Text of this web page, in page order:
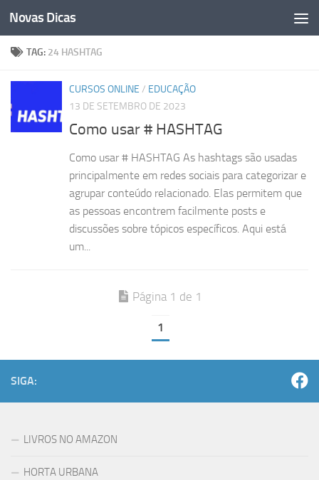
Skip to content
Novas Dicas
TAG: 24 HASHTAG
CURSOS ONLINE / EDUCAÇÃO
13 DE SETEMBRO DE 2023
Como usar # HASHTAG
Como usar # HASHTAG As hashtags são usadas
principalmente em redes sociais para categorizar e
agrupar conteúdo relacionado. Elas permitem que
as pessoas encontrem facilmente posts e
discussões sobre tópicos específicos. Aqui está
um...
Página 1 de 1
1
SIGA:
LIVROS NO AMAZON
HORTA URBANA